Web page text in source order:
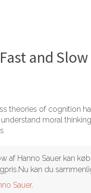
and Slow
theories of cognition
moral
af Hanno Sauer kan
kan du
Sauer.